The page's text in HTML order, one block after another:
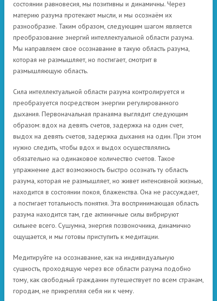
состоянии равновесия, мы позитивны и динамичны. Через
материю разума протекают мысли, и мы осознаём их
разнообразие. Таким образом, следующим шагом является
преобразование энергий интеллектуальной области разума.
Мы направляем свое осознавание в такую область разума,
которая не размышляет, но постигает, смотрит в
размышляющую область.
Сила интеллектуальной области разума контролируется и
преобразуется посредством энергии регулированного
дыхания. Первоначальная пранаяма выглядит следующим
образом: вдох на девять счетов, задержка на один счет,
выдох на девять счетов, задержка дыхания на один. При этом
нужно следить, чтобы вдох и выдох осуществлялись
обязательно на одинаковое количество счетов. Такое
упражнение даст возможность быстро осознать ту область
разума, которая не размышляет, но живет интенсивной жизнью,
находится в состоянии покоя, блаженства. Она не рассуждает,
а постигает тотальность понятия. Эта воспринимающая область
разума находится там, где актиничные силы вибрируют
сильнее всего. Сушумна, энергия позвоночника, динамично
ощущается, и мы готовы приступить к медитации.
Медитируйте на осознавание, как на индивидуальную
сущность, проходящую через все области разума подобно
тому, как свободный гражданин путешествует по всем странам,
городам, не прикрепляя себя ни к чему.